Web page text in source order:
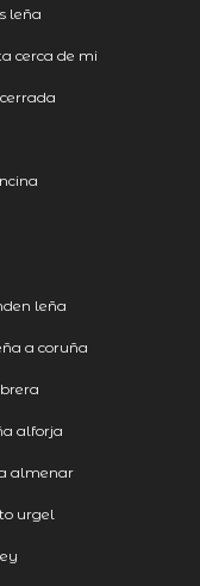
leña
cerca de mi
leña
a coruña
alforja
almenar
urgel